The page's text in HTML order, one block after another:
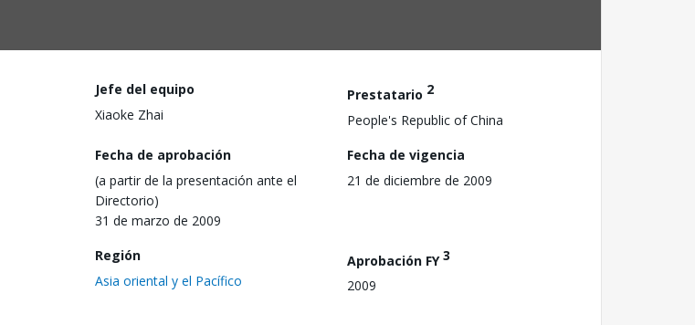
Jefe del equipo
Xiaoke Zhai
Prestatario 2
People's Republic of China
Fecha de aprobación
(a partir de la presentación ante el
Directorio)
31 de marzo de 2009
Fecha de vigencia
21 de diciembre de 2009
Región
Asia oriental y el Pacífico
Aprobación FY3
2009